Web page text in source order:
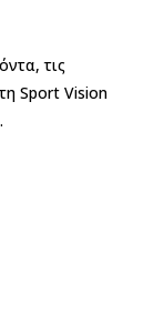
τις
Sport Vision